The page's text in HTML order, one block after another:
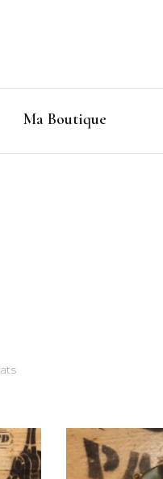
Ma Boutique
Trié
récent
au
plus